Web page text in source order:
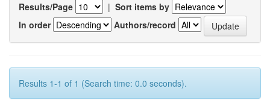
Results/Page | Sort items by
In order
Authors/record
Results 1-1 of 1 (Search time: 0.0 seconds).